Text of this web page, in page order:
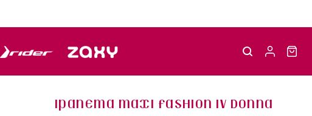
IPANEMA MAXI FASHION IV DONNA